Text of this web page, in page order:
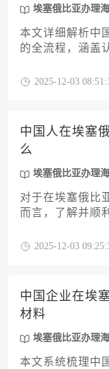
埃塞俄比亚办理
本文详细解析中
的全流程，涵盖
通道、常见拒因
合规。
2025-12-03
中国人在埃塞
么
埃塞俄比亚办理
对于在埃塞俄比
而言，了解并顺
有效使用的关键
助大家高效完成
2025-12-03
中国企业在埃
材料
埃塞俄比亚办理
本文系统梳理中